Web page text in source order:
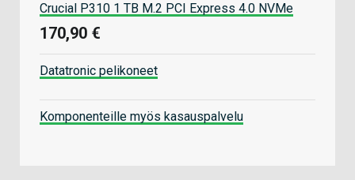
Crucial P310 1 TB M.2 PCI Express 4.0 NVMe
170,90 €
Datatronic pelikoneet
Komponenteille myös kasauspalvelu